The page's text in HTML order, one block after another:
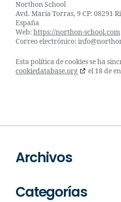
Northon School
Avd. Maria Torras, 9 CP: 08291
España
Web: https://northon-school.com
Correo electrónico: info@
Esta política de cookies se ha
cookiedatabase.org
el 18 de
Archivos
Categorías